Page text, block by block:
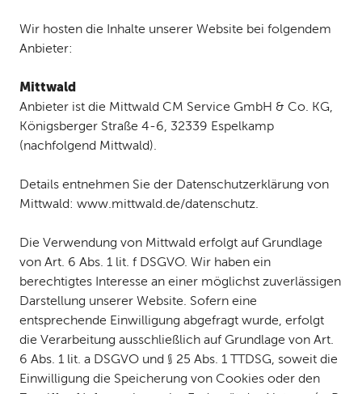
Wir hosten die Inhalte unserer Website bei folgendem
Anbieter:
Mittwald
Anbieter ist die Mittwald CM Service GmbH & Co. KG,
Königsberger Straße 4-6, 32339 Espelkamp
(nachfolgend Mittwald).
Details entnehmen Sie der Datenschutzerklärung von
Mittwald: www.mittwald.de/datenschutz.
Die Verwendung von Mittwald erfolgt auf Grundlage
von Art. 6 Abs. 1 lit. f DSGVO. Wir haben ein
berechtigtes Interesse an einer möglichst zuverlässigen
Darstellung unserer Website. Sofern eine
entsprechende Einwilligung abgefragt wurde, erfolgt
die Verarbeitung ausschließlich auf Grundlage von Art.
6 Abs. 1 lit. a DSGVO und § 25 Abs. 1 TTDSG, soweit die
Einwilligung die Speicherung von Cookies oder den